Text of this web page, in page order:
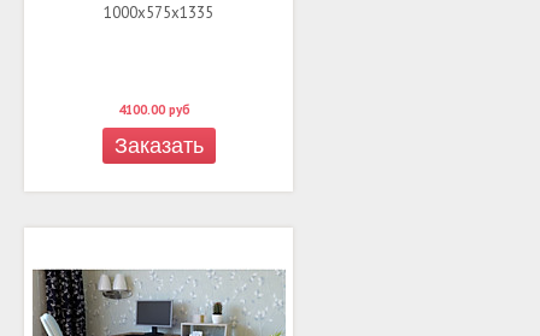
1000х575х1335
4100.00 руб
Заказать